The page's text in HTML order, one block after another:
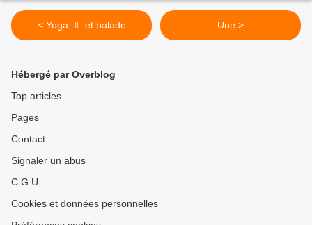
< Yoga 🧘‍♀️ et balade Une >
Hébergé par Overblog
Top articles
Pages
Contact
Signaler un abus
C.G.U.
Cookies et données personnelles